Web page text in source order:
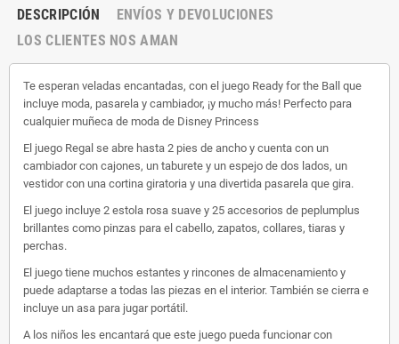
DESCRIPCIÓN
ENVÍOS Y DEVOLUCIONES
LOS CLIENTES NOS AMAN
Te esperan veladas encantadas, con el juego Ready for the Ball que
incluye moda, pasarela y cambiador, ¡y mucho más! Perfecto para
cualquier muñeca de moda de Disney Princess
El juego Regal se abre hasta 2 pies de ancho y cuenta con un
cambiador con cajones, un taburete y un espejo de dos lados, un
vestidor con una cortina giratoria y una divertida pasarela que gira.
El juego incluye 2 estola rosa suave y 25 accesorios de peplumplus
brillantes como pinzas para el cabello, zapatos, collares, tiaras y
perchas.
El juego tiene muchos estantes y rincones de almacenamiento y
puede adaptarse a todas las piezas en el interior. También se cierra e
incluye un asa para jugar portátil.
A los niños les encantará que este juego pueda funcionar con